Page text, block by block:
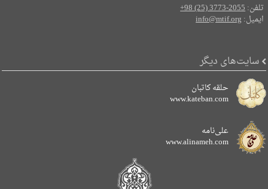
تلفن:+98 (25) 3773-2055
ایمیل:info@mtif.org
سایت‌های دیگر
حلقه کاتبان
www.kateban.com
علی‌نامه
www.alinameh.com